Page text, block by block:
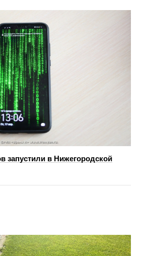
запустили в Нижегородской